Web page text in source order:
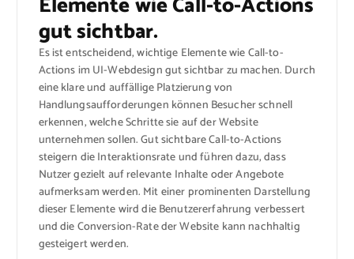
gut sichtbar.
Es ist entscheidend, wichtige Elemente wie Call-to-
Actions im UI-Webdesign gut sichtbar zu machen. Durch
eine klare und auffällige Platzierung von
Handlungsaufforderungen können Besucher schnell
erkennen, welche Schritte sie auf der Website
unternehmen sollen. Gut sichtbare Call-to-Actions
steigern die Interaktionsrate und führen dazu, dass
Nutzer gezielt auf relevante Inhalte oder Angebote
aufmerksam werden. Mit einer prominenten Darstellung
dieser Elemente wird die Benutzererfahrung verbessert
und die Conversion-Rate der Website kann nachhaltig
gesteigert werden.